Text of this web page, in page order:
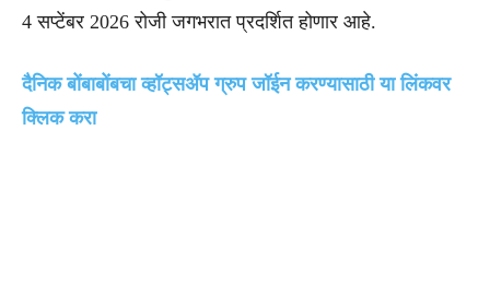
4 सप्टेंबर 2026 रोजी जगभरात प्रदर्शित होणार आहे.
दैनिक बोंबाबोंबचा व्हॉट्सॲप ग्रुप जॉईन करण्यासाठी या लिंकवर
क्लिक करा